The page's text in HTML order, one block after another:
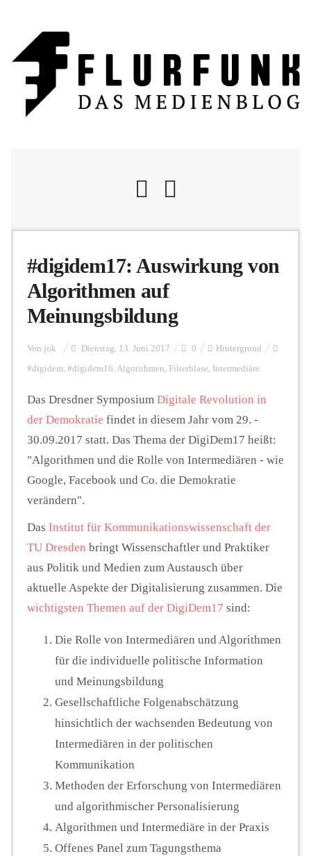
Nachrichten
Flurschelte
Personalien
Hintergrund
FUNKTURM-Beiträge
Seminare
Unterstützen
#digidem17: Auswirkung von
Algorithmen auf
Meinungsbildung
Von jok Dienstag, 13. Juni 2017 0 Hintergrund
#digidem, #digidem16, Algorithmen, Filterblase, Intermediäre
Das Dresdner Symposium Digitale Revolution in
der Demokratie findet in diesem Jahr vom 29. -
30.09.2017 statt. Das Thema der DigiDem17 heißt:
"Algorithmen und die Rolle von Intermediären - wie
Google, Facebook und Co. die Demokratie
verändern".
Das Institut für Kommunikationswissenschaft der
TU Dresden bringt Wissenschaftler und Praktiker
aus Politik und Medien zum Austausch über
aktuelle Aspekte der Digitalisierung zusammen. Die
wichtigsten Themen auf der DigiDem17 sind:
Die Rolle von Intermediären und Algorithmen
für die individuelle politische Information
und Meinungsbildung
Gesellschaftliche Folgenabschätzung
hinsichtlich der wachsenden Bedeutung von
Intermediären in der politischen
Kommunikation
Methoden der Erforschung von Intermediären
und algorithmischer Personalisierung
Algorithmen und Intermediäre in der Praxis
Offenes Panel zum Tagungsthema